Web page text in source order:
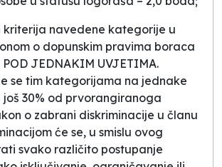
kriterija navedene kategorije u
o dopunskim pravima boraca
JEDNAKIM UVJETIMA.
se tim kategorijama na jednake
30% od prvorangiranoga
o zabrani diskriminacije u članu
će se, u smislu ovog
svako različito postupanje